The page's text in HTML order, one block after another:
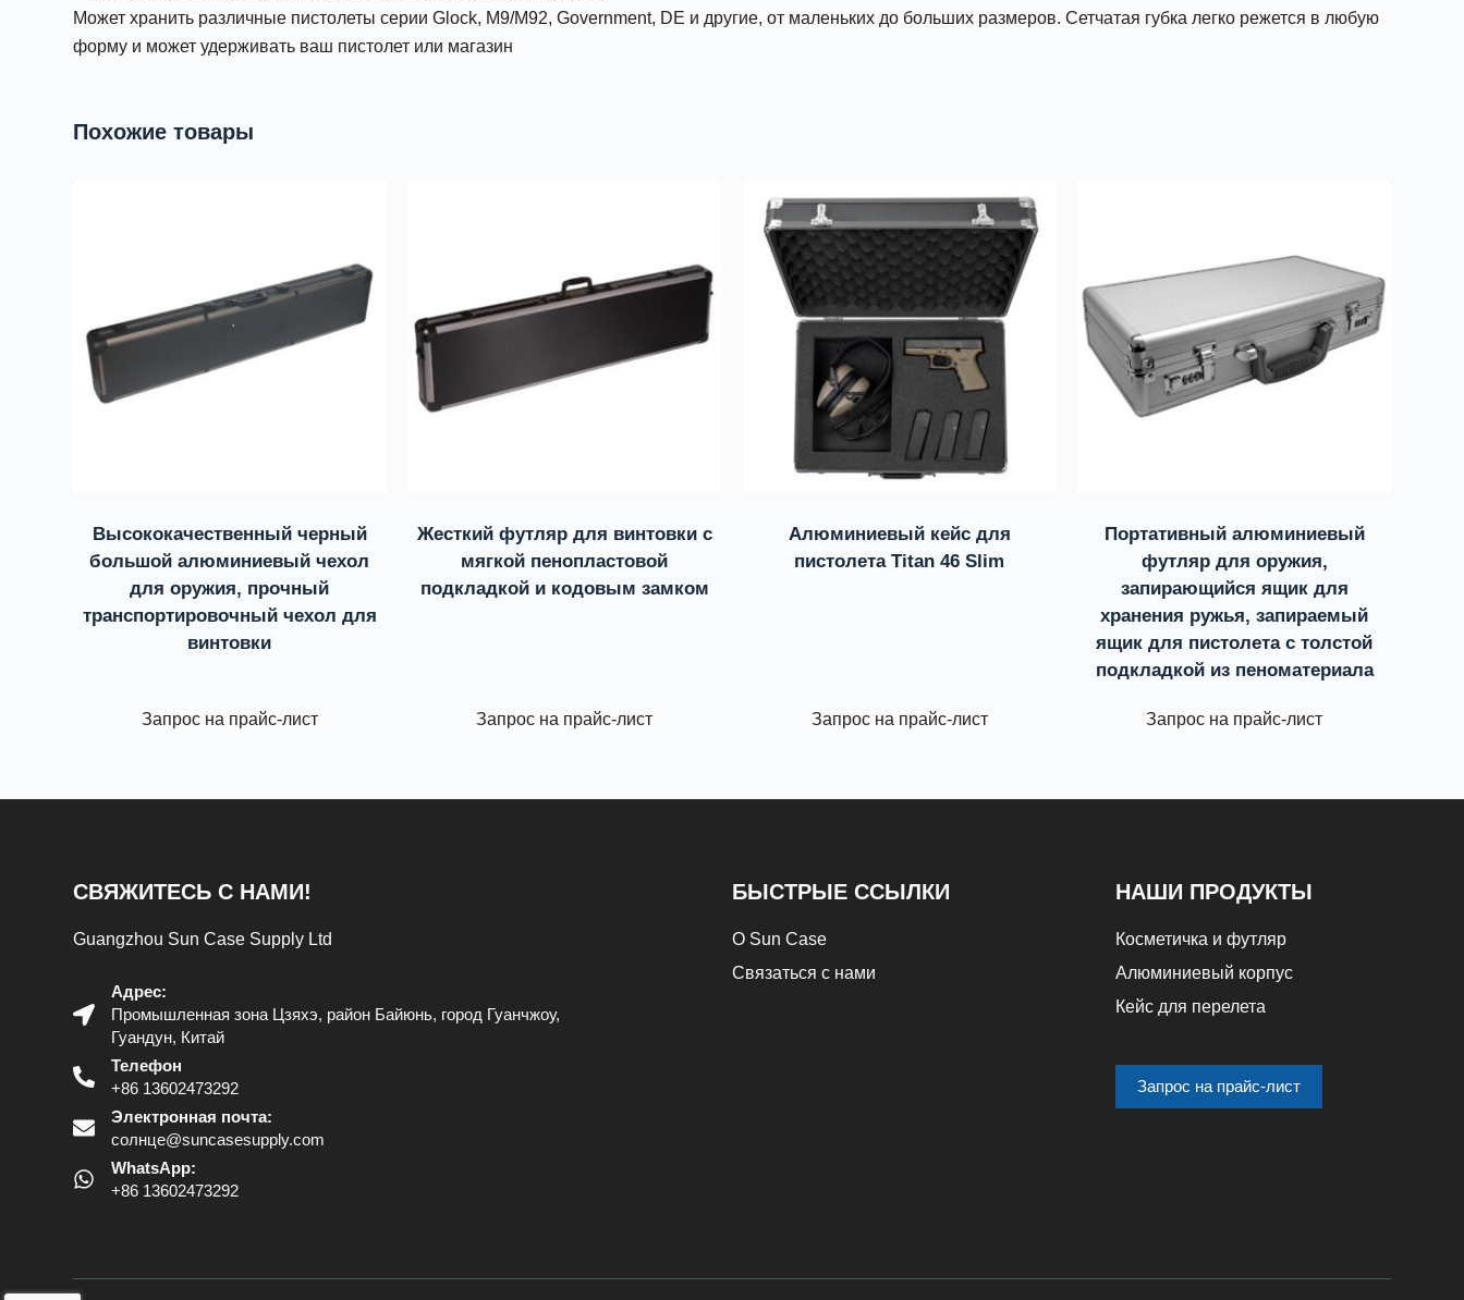
Может хранить различные пистолеты серии Glock, M9/M92, Government, DE и другие, от маленьких до больших размеров. Сетчатая губка легко режется в любую
форму и может удерживать ваш пистолет или магазин
Похожие товары
Высококачественный черный
большой алюминиевый чехол
для оружия, прочный
транспортировочный чехол для
винтовки
Запрос на прайс-лист
Жесткий футляр для винтовки с
мягкой пенопластовой
подкладкой и кодовым замком
Запрос на прайс-лист
Алюминиевый кейс для
пистолета Titan 46 Slim
Запрос на прайс-лист
Портативный алюминиевый
футляр для оружия,
запирающийся ящик для
хранения ружья, запираемый
ящик для пистолета с толстой
подкладкой из пеноматериала
Запрос на прайс-лист
СВЯЖИТЕСЬ С НАМИ!
Guangzhou Sun Case Supply Ltd
Адрес:
Промышленная зона Цзяхэ, район Байюнь, город Гуанчжоу,
Гуандун, Китай
Телефон
+86 13602473292
Электронная почта:
солнце@suncasesupply.com
WhatsApp:
+86 13602473292
БЫСТРЫЕ ССЫЛКИ
О Sun Case
Связаться с нами
НАШИ ПРОДУКТЫ
Косметичка и футляр
Алюминиевый корпус
Кейс для перелета
Запрос на прайс-лист